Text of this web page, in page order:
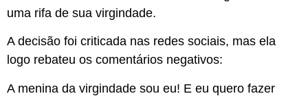
uma rifa de sua virgindade.
A decisão foi criticada nas redes sociais, mas ela
logo rebateu os comentários negativos:
A menina da virgindade sou eu! E eu quero fazer